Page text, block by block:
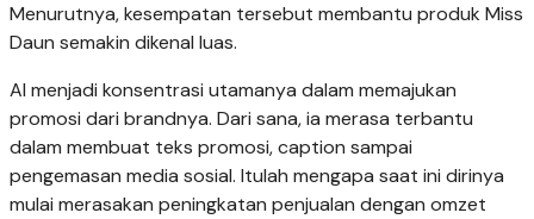
Menurutnya, kesempatan tersebut membantu produk Miss
Daun semakin dikenal luas.
AI menjadi konsentrasi utamanya dalam memajukan
promosi dari brandnya. Dari sana, ia merasa terbantu
dalam membuat teks promosi, caption sampai
pengemasan media sosial. Itulah mengapa saat ini dirinya
mulai merasakan peningkatan penjualan dengan omzet